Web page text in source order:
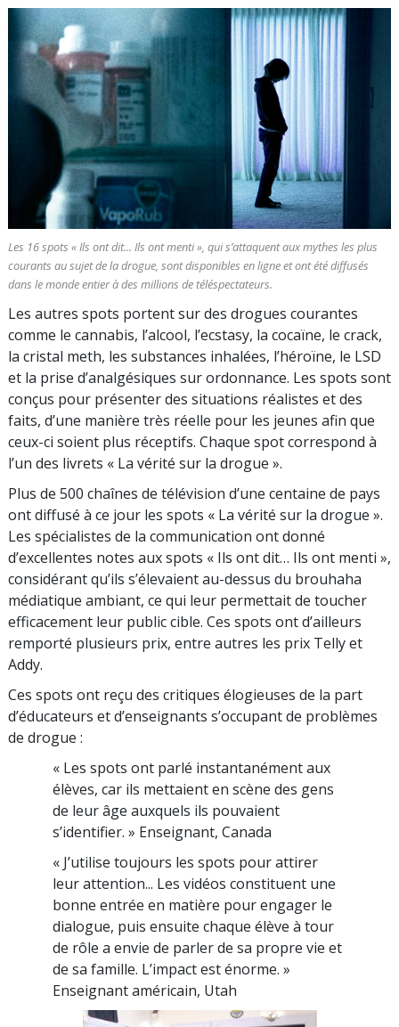
Les 16 spots « Ils ont dit... Ils ont menti », qui s’attaquent aux mythes les plus
courants au sujet de la drogue, sont disponibles en ligne et ont été diffusés
dans le monde entier à des millions de téléspectateurs.
Les autres spots portent sur des drogues courantes
comme le cannabis, l’alcool, l’ecstasy, la cocaïne, le crack,
la cristal meth, les substances inhalées, l’héroïne, le LSD
et la prise d’analgésiques sur ordonnance. Les spots sont
conçus pour présenter des situations réalistes et des
faits, d’une manière très réelle pour les jeunes afin que
ceux-ci soient plus réceptifs. Chaque spot correspond à
l’un des livrets « La vérité sur la drogue ».
Plus de 500 chaînes de télévision d’une centaine de pays
ont diffusé à ce jour les spots « La vérité sur la drogue ».
Les spécialistes de la communication ont donné
d’excellentes notes aux spots « Ils ont dit… Ils ont menti »,
considérant qu’ils s’élevaient au-dessus du brouhaha
médiatique ambiant, ce qui leur permettait de toucher
efficacement leur public cible. Ces spots ont d’ailleurs
remporté plusieurs prix, entre autres les prix Telly et
Addy.
Ces spots ont reçu des critiques élogieuses de la part
d’éducateurs et d’enseignants s’occupant de problèmes
de drogue :
« Les spots ont parlé instantanément aux
élèves, car ils mettaient en scène des gens
de leur âge auxquels ils pouvaient
s’identifier. » Enseignant, Canada
« J’utilise toujours les spots pour attirer
leur attention... Les vidéos constituent une
bonne entrée en matière pour engager le
dialogue, puis ensuite chaque élève à tour
de rôle a envie de parler de sa propre vie et
de sa famille. L’impact est énorme. »
Enseignant américain, Utah